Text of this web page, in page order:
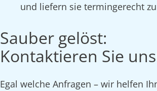
und liefern sie termingerecht
Sauber gelöst:
Kontaktieren Sie
Egal welche Anfragen – wir helfen